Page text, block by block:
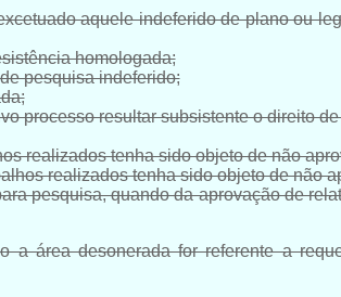
aquele indeferido de plano ou
homologada;
pesquisa indeferido;
processo resultar subsistente o direito
realizados tenha sido objeto de não
realizados tenha sido objeto de não
pesquisa, quando da aprovação de
área desonerada for referente a